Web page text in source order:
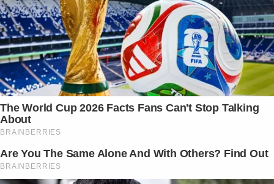
The World Cup 2026 Facts Fans Can't Stop Talking
About
BRAINBERRIES
Are You The Same Alone And With Others? Find Out
BRAINBERRIES